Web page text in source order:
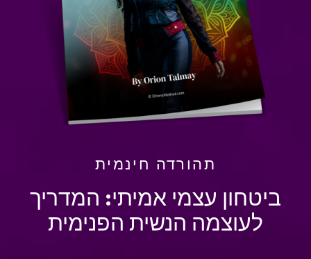
תהורדה חינמית
ביטחון עצמי אמיתי: המדריך
לעוצמה הנשית הפנימית